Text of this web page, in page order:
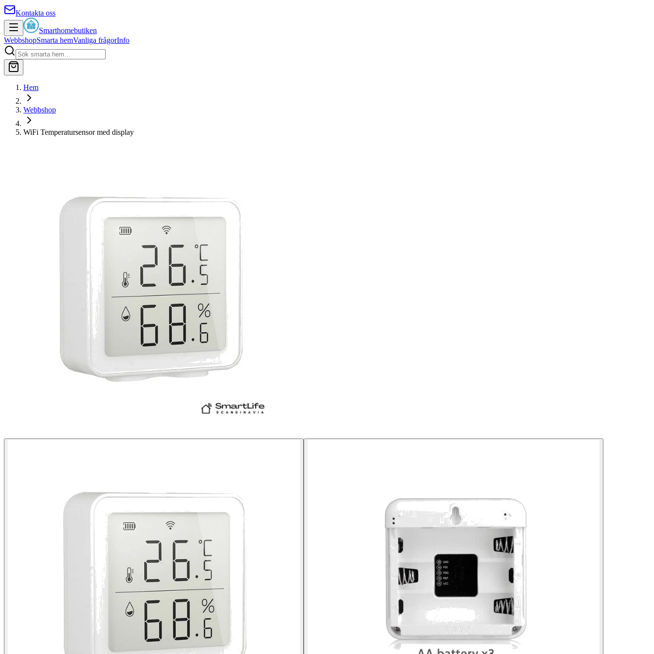
Kontakta oss
Smarthomebutiken
WebbshopSmarta hemVanliga frågorInfo
Hem
Webbshop
WiFi Temperatursensor med display